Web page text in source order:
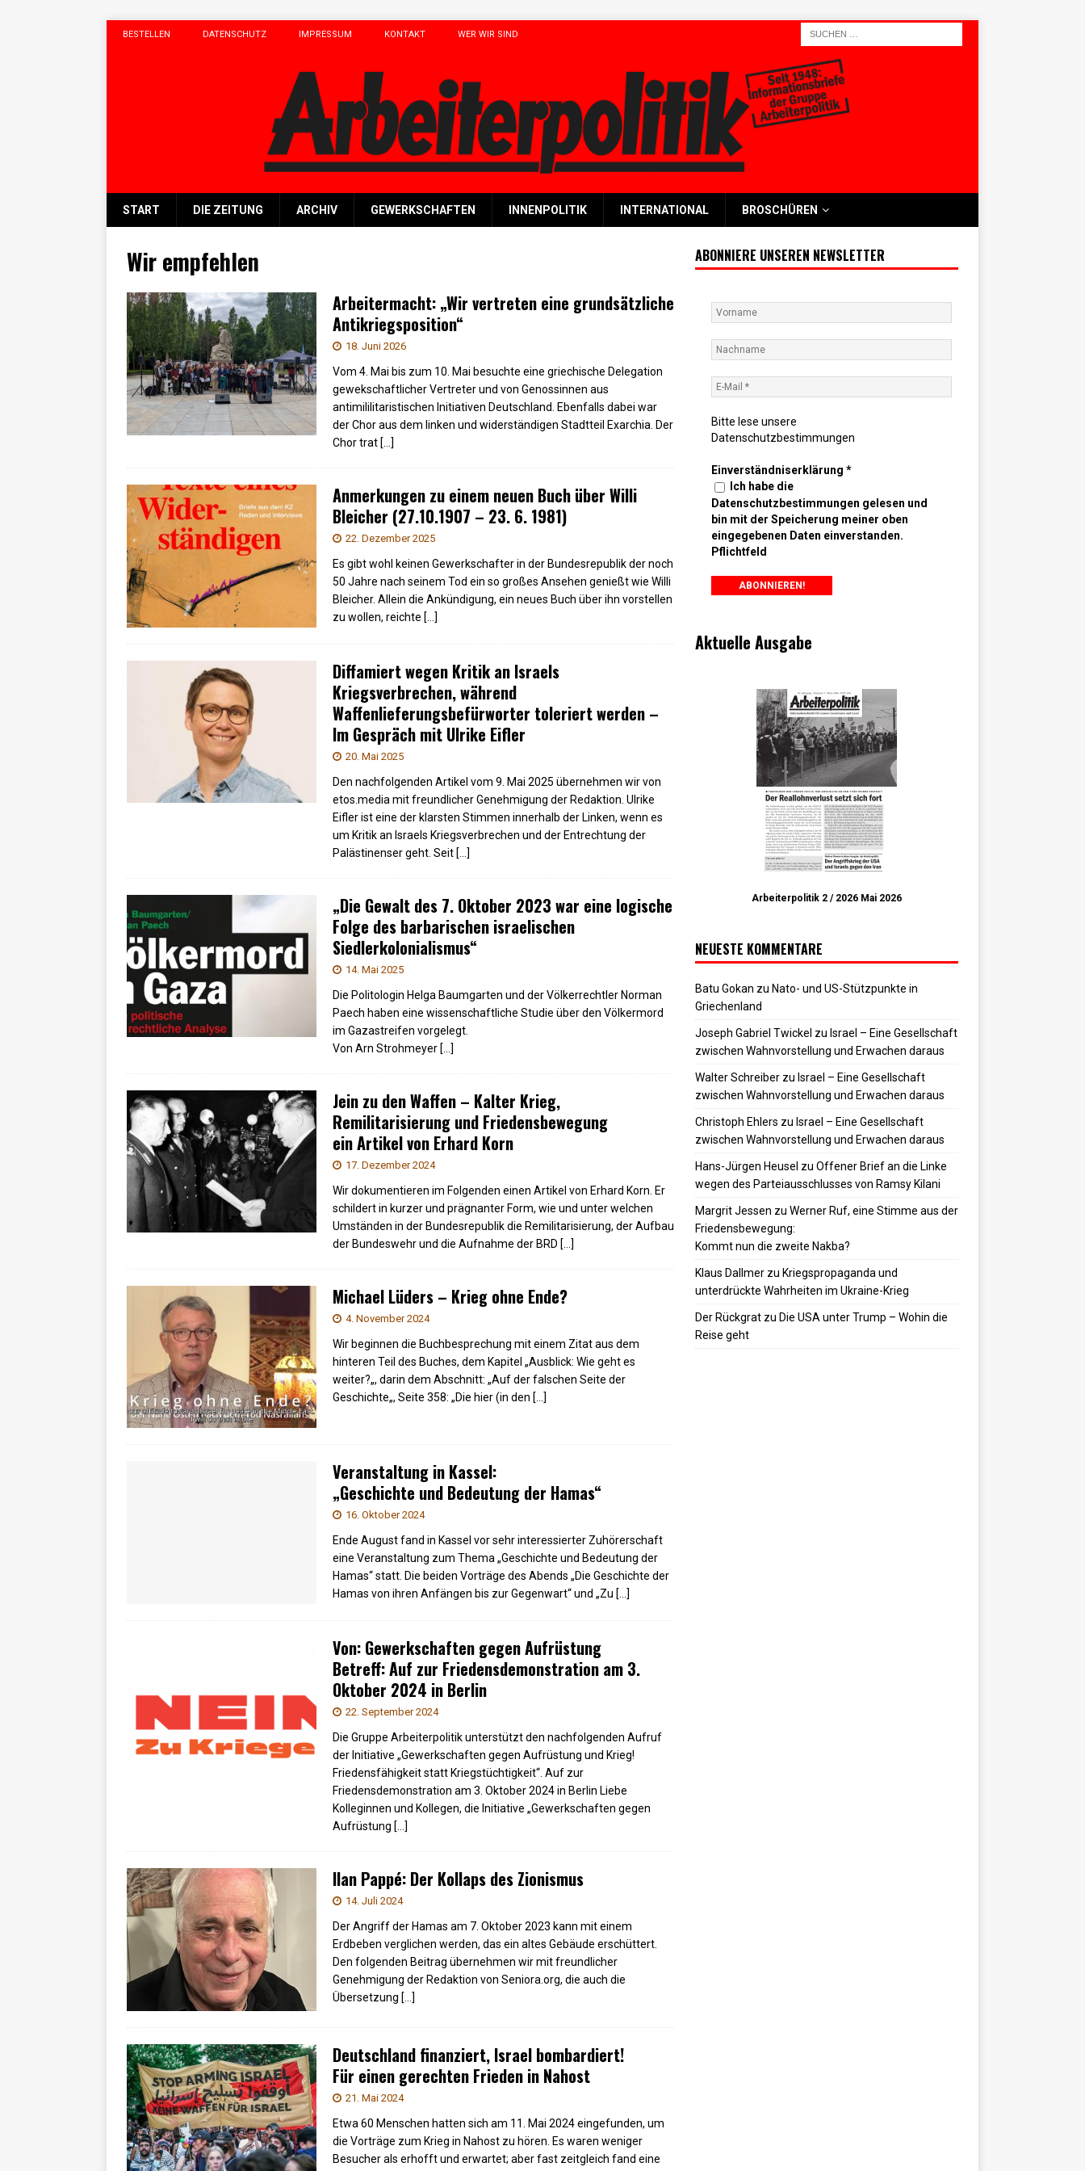
BESTELLEN DATENSCHUTZ IMPRESSUM KONTAKT WER WIR SIND
START DIE ZEITUNG ARCHIV GEWERKSCHAFTEN INNENPOLITIK INTERNATIONAL BROSCHÜREN
Wir empfehlen
Arbeitermacht: „Wir vertreten eine grundsätzliche
Antikriegsposition“
18. Juni 2026
Vom 4. Mai bis zum 10. Mai besuchte eine griechische Delegation
gewekschaftlicher Vertreter und von Genossinnen aus
antimililitaristischen Initiativen Deutschland. Ebenfalls dabei war
der Chor aus dem linken und widerständigen Stadtteil Exarchia. Der
Chor trat […]
Anmerkungen zu einem neuen Buch über Willi
Bleicher (27.10.1907 – 23. 6. 1981)
22. Dezember 2025
Es gibt wohl keinen Gewerkschafter in der Bundesrepublik der noch
50 Jahre nach seinem Tod ein so großes Ansehen genießt wie Willi
Bleicher. Allein die Ankündigung, ein neues Buch über ihn vorstellen
zu wollen, reichte […]
Diffamiert wegen Kritik an Israels
Kriegsverbrechen, während
Waffenlieferungsbefürworter toleriert werden –
Im Gespräch mit Ulrike Eifler
20. Mai 2025
Den nachfolgenden Artikel vom 9. Mai 2025 übernehmen wir von
etos.media mit freundlicher Genehmigung der Redaktion. Ulrike
Eifler ist eine der klarsten Stimmen innerhalb der Linken, wenn es
um Kritik an Israels Kriegsverbrechen und der Entrechtung der
Palästinenser geht. Seit […]
„Die Gewalt des 7. Oktober 2023 war eine logische
Folge des barbarischen israelischen
Siedlerkolonialismus“
14. Mai 2025
Die Politologin Helga Baumgarten und der Völkerrechtler Norman
Paech haben eine wissenschaftliche Studie über den Völkermord
im Gazastreifen vorgelegt.
Von Arn Strohmeyer […]
Jein zu den Waffen – Kalter Krieg,
Remilitarisierung und Friedensbewegung
ein Artikel von Erhard Korn
17. Dezember 2024
Wir dokumentieren im Folgenden einen Artikel von Erhard Korn. Er
schildert in kurzer und prägnanter Form, wie und unter welchen
Umständen in der Bundesrepublik die Remilitarisierung, der Aufbau
der Bundeswehr und die Aufnahme der BRD […]
Michael Lüders – Krieg ohne Ende?
4. November 2024
Wir beginnen die Buchbesprechung mit einem Zitat aus dem
hinteren Teil des Buches, dem Kapitel „Ausblick: Wie geht es
weiter?„, darin dem Abschnitt: „Auf der falschen Seite der
Geschichte„, Seite 358: „Die hier (in den […]
Veranstaltung in Kassel:
„Geschichte und Bedeutung der Hamas“
16. Oktober 2024
Ende August fand in Kassel vor sehr interessierter Zuhörerschaft
eine Veranstaltung zum Thema „Geschichte und Bedeutung der
Hamas“ statt. Die beiden Vorträge des Abends „Die Geschichte der
Hamas von ihren Anfängen bis zur Gegenwart“ und „Zu […]
Von: Gewerkschaften gegen Aufrüstung
Betreff: Auf zur Friedensdemonstration am 3.
Oktober 2024 in Berlin
22. September 2024
Die Gruppe Arbeiterpolitik unterstützt den nachfolgenden Aufruf
der Initiative „Gewerkschaften gegen Aufrüstung und Krieg!
Friedensfähigkeit statt Kriegstüchtigkeit“. Auf zur
Friedensdemonstration am 3. Oktober 2024 in Berlin Liebe
Kolleginnen und Kollegen, die Initiative „Gewerkschaften gegen
Aufrüstung […]
Ilan Pappé: Der Kollaps des Zionismus
14. Juli 2024
Der Angriff der Hamas am 7. Oktober 2023 kann mit einem
Erdbeben verglichen werden, das ein altes Gebäude erschüttert.
Den folgenden Beitrag übernehmen wir mit freundlicher
Genehmigung der Redaktion von Seniora.org, die auch die
Übersetzung […]
Deutschland finanziert, Israel bombardiert!
Für einen gerechten Frieden in Nahost
21. Mai 2024
Etwa 60 Menschen hatten sich am 11. Mai 2024 eingefunden, um
die Vorträge zum Krieg in Nahost zu hören. Es waren weniger
Besucher als erhofft und erwartet; aber fast zeitgleich fand eine
ABONNIERE UNSEREN NEWSLETTER
Bitte lese unsere
Datenschutzbestimmungen
Einverständniserklärung *
Ich habe die
Datenschutzbestimmungen gelesen und
bin mit der Speicherung meiner oben
eingegebenen Daten einverstanden.
Pflichtfeld
Aktuelle Ausgabe
Arbeiterpolitik 2 / 2026 Mai 2026
NEUESTE KOMMENTARE
Batu Gokan zu Nato- und US-Stützpunkte in
Griechenland
Joseph Gabriel Twickel zu Israel – Eine Gesellschaft
zwischen Wahnvorstellung und Erwachen daraus
Walter Schreiberzu Israel – Eine Gesellschaft
zwischen Wahnvorstellung und Erwachen daraus
Christoph Ehlers zu Israel – Eine Gesellschaft
zwischen Wahnvorstellung und Erwachen daraus
Hans-Jürgen Heusel zu Offener Brief an die Linke
wegen des Parteiausschlusses von Ramsy Kilani
Margrit Jessen zu Werner Ruf, eine Stimme aus der
Friedensbewegung:
Kommt nun die zweite Nakba?
Klaus Dallmerzu Kriegspropaganda und
unterdrückte Wahrheiten im Ukraine-Krieg
Der Rückgratzu Die USA unter Trump – Wohin die
Reise geht